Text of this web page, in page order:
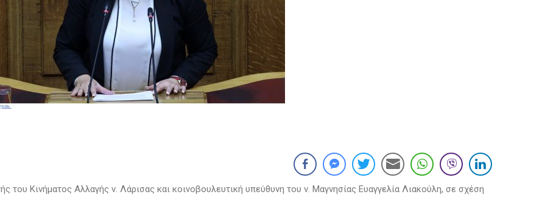
Κινήματος Αλλαγής ν. Λάρισας και κοινοβουλευτική υπεύθυνη του ν. Μαγνησίας Ευαγγελία Λιακούλη, σε σχέση